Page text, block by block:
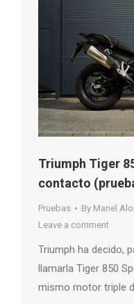
Triumph Tiger
contacto
Pruebas By Manel
Leave a comment
Triumph ha decido,
llamarla Tiger 850
mismo motor triple